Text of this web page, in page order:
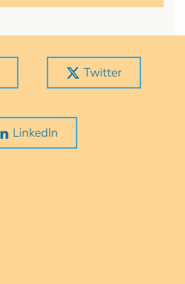
Twitter
LinkedIn